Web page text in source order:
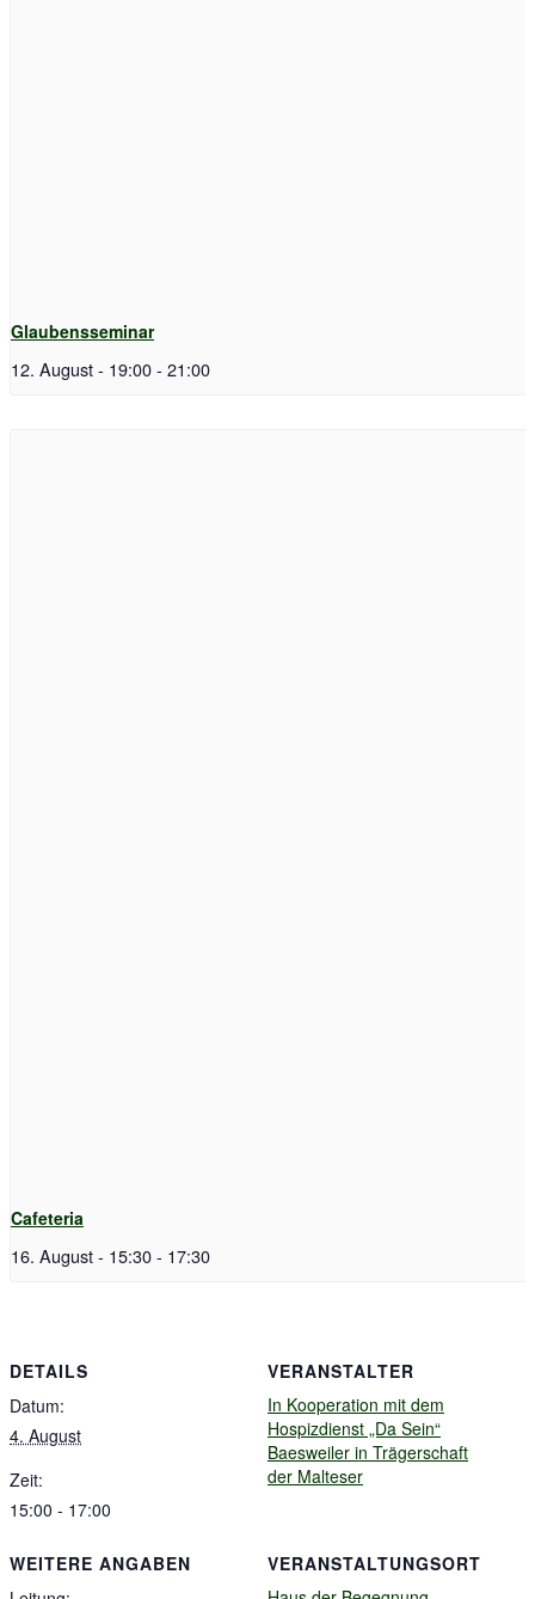
Glaubensseminar
12. August - 19:00- 21:00
Cafeteria
16. August - 15:30- 17:30
DETAILS
Datum:
4. August
Zeit:
15:00 - 17:00
VERANSTALTUNGSORT
VERANSTALTER
In Kooperation mit dem
Hospizdienst „Da Sein“
Baesweiler in Trägerschaft
der Malteser
WEITERE ANGABEN